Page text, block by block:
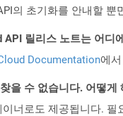
의 초기화를 안내할
릴리스 노트는 어디
Documentation에
을 수 없습니다. 어떻게
너로도 제공됩니다.